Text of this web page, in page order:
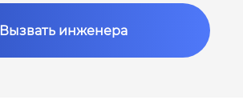
Вызвать инженера